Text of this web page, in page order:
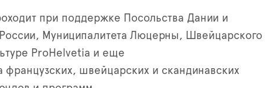
при поддержке Посольства Дании и
Муниципалитета Люцерны, Швейцарского
ProHelvetia и еще
французских, швейцарских и скандинавских